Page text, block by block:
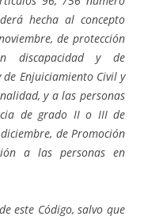
hecha al concepto
de protección
discapacidad y de
Enjuiciamiento Civil y
y a las personas
de grado II o III de
de Promoción
a las personas en
este Código, salvo que